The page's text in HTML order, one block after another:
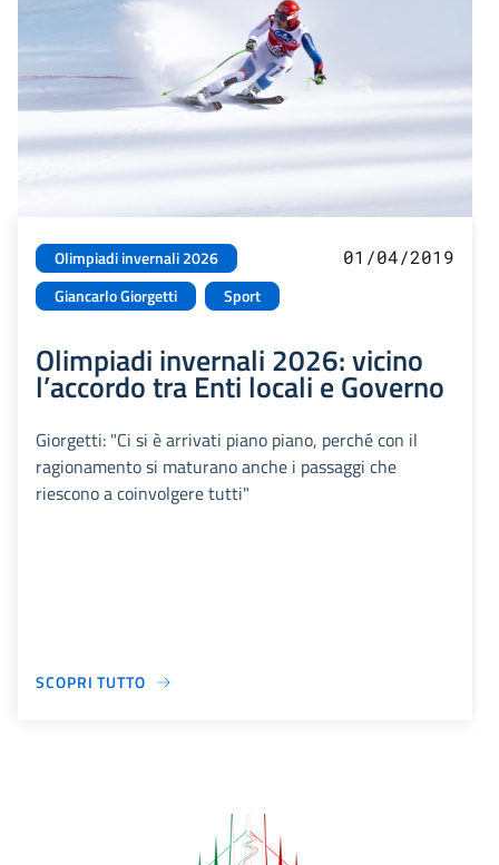
Olimpiadi invernali 2026
Giancarlo Giorgetti
Sport
01/04/2019
Olimpiadi invernali 2026: vicino
l’accordo tra Enti locali e Governo
Giorgetti: "Ci si è arrivati piano piano, perché con il
ragionamento si maturano anche i passaggi che
riescono a coinvolgere tutti"
SCOPRI TUTTO